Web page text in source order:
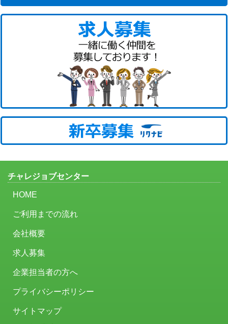
チャレジョブセンター
HOME
ご利用までの流れ
会社概要
求人募集
企業担当者の方へ
プライバシーポリシー
サイトマップ